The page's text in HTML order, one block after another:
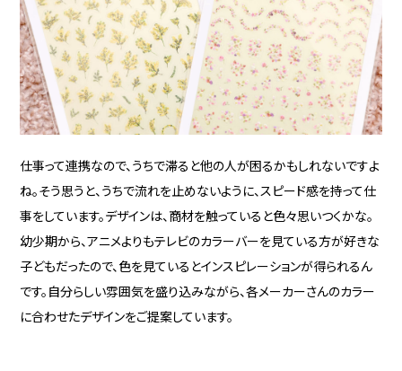
仕事って連携なので、うちで滞ると他の人が困るかもしれないですよ
ね。そう思うと、うちで流れを止めないように、スピード感を持って仕
事をしています。デザインは、商材を触っていると色々思いつくかな。
幼少期から、アニメよりもテレビのカラーバーを見ている方が好きな
子どもだったので、色を見ているとインスピレーションが得られるん
です。自分らしい雰囲気を盛り込みながら、各メーカーさんのカラー
に合わせたデザインをご提案しています。